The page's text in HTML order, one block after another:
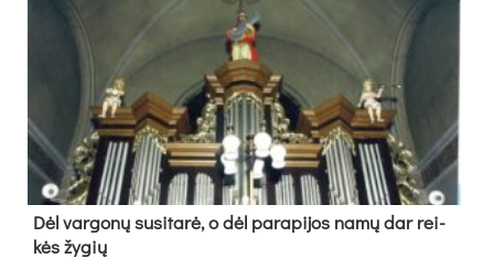
Dėl var­go­nų su­si­ta­rė, o dėl pa­ra­pi­jos na­mų dar rei­
kės žy­gių